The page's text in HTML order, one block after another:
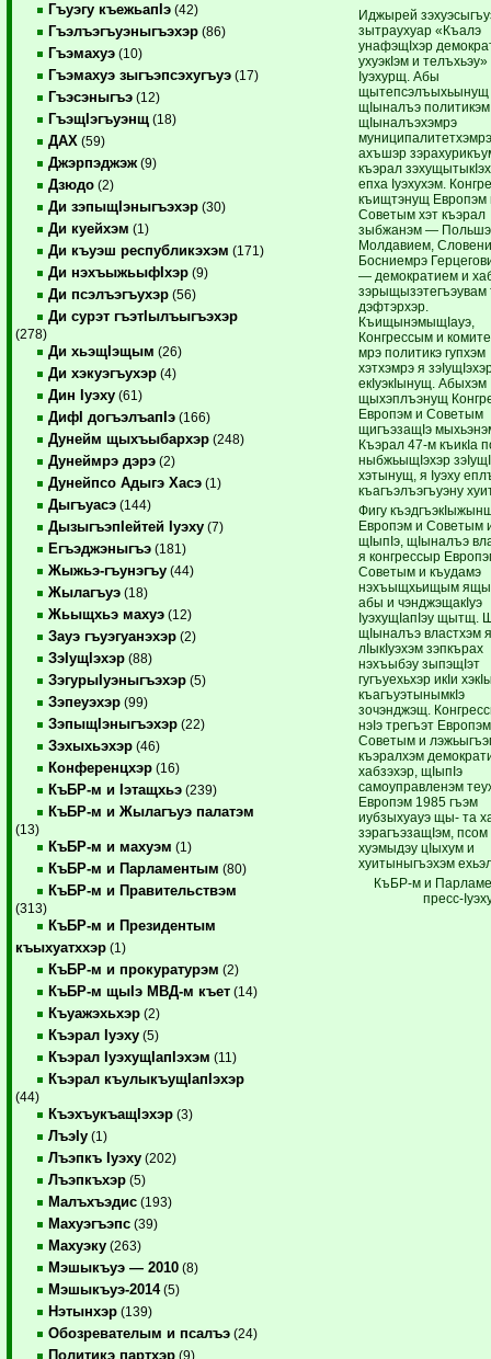
Гъуэгу къежьапIэ (42)
Гъэлъэгъуэныгъэхэр (86)
Гъэмахуэ (10)
Гъэмахуэ зыгъэпсэхугъуэ (17)
Гъэсэныгъэ (12)
ГъэщIэгъуэнщ (18)
ДАХ (59)
Джэрпэджэж (9)
Дзюдо (2)
Ди зэпыщIэныгъэхэр (30)
Ди куейхэм (1)
Ди къуэш республикэхэм (171)
Ди нэхъыжьыфIхэр (9)
Ди псэлъэгъухэр (56)
Ди сурэт гъэтIылъыгъэхэр
(278)
Ди хьэщIэщым (26)
Ди хэкуэгъухэр (4)
Дин Iуэху (61)
ДифI догъэлъапIэ (166)
Дунейм щыхъыбархэр (248)
Дунеймрэ дэрэ (2)
Дунейпсо Адыгэ Хасэ (1)
Дыгъуасэ (144)
ДызыгъэпIейтей Iуэху (7)
Егъэджэныгъэ (181)
Жыжьэ-гъунэгъу (44)
Жылагъуэ (18)
Жьыщхьэ махуэ (12)
Зауэ гъуэгуанэхэр (2)
ЗэIущIэхэр (88)
ЗэгурыIуэныгъэхэр (5)
Зэпеуэхэр (99)
ЗэпыщIэныгъэхэр (22)
Зэхыхьэхэр (46)
Конференцхэр (16)
КъБР-м и Iэтащхьэ (239)
КъБР-м и Жылагъуэ палатэм
(13)
КъБР-м и махуэм (1)
КъБР-м и Парламентым (80)
КъБР-м и Правительствэм
(313)
КъБР-м и Президентым
къыхуатххэр (1)
КъБР-м и прокуратурэм (2)
КъБР-м щыIэ МВД-м къет (14)
Къуажэхьхэр (2)
Къэрал Iуэху (5)
Къэрал IуэхущIапIэхэм (11)
Къэрал къулыкъущIапIэхэр
(44)
КъэхъукъащIэхэр (3)
ЛъэIу (1)
Лъэпкъ Iуэху (202)
Лъэпкъхэр (5)
Малъхъэдис (193)
Махуэгъэпс (39)
Махуэку (263)
Мэшыкъуэ — 2010 (8)
Мэшыкъуэ-2014(5)
Нэтынхэр (139)
Обозревателым и псалъэ (24)
Политикэ партхэр (9)
Иджырей
зытраухуар «Къалэ
унафэщIхэр
ухуэкIэм и телъхьэу»
Iуэхурщ. Абы
щытепсэлъыхьынущ
щIыналъэ
щIыналъэхэмрэ
ахъшэр
къэрал
епха Iуэхухэм.
къищтэнущ Европэм
Советым хэт къэрал
зыбжанэм —
Молдавием,
Босниемрэ
— демократием и
зэрыщызэтегъэувам
дэфтэрхэр.
КъищынэмыщIауэ,
Конгрессым и
мрэ политикэ гупхэм
хэтхэмрэ я
екIуэкIынущ. Абыхэм
щыхэплъэнущ
Европэм и Советым
щигъэзащIэ
Къэрал 47-м къикIа
ныбжьыщIэхэр
хэтынущ, я Iуэху
къагъэлъэгъуэну
Фигу
Европэм и Советым
щIыпIэ, щIыналъэ
я конгрессыр
Советым и къудамэ
нэхъыщхьищым
абы и чэнджэщакIуэ
IуэхущIапIэу щытщ.
щIыналъэ властхэм
лIыкIуэхэм зэпкърах
нэхъыбэу зыпэщIэт
гугъуехьхэр икIи
къагъуэтынымкIэ
зочэнджэщ.
нэIэ трегъэт
Советым и
къэралхэм
хабзэхэр, щIыпIэ
самоуправленэм
Европэм 1985 гъэм
иубзыхуауэ щы- та
зэрагъэзащIэм, псом
хуэмыдэу цIыхум и
хуитыныгъэхэм
КъБР-м и
пресс-